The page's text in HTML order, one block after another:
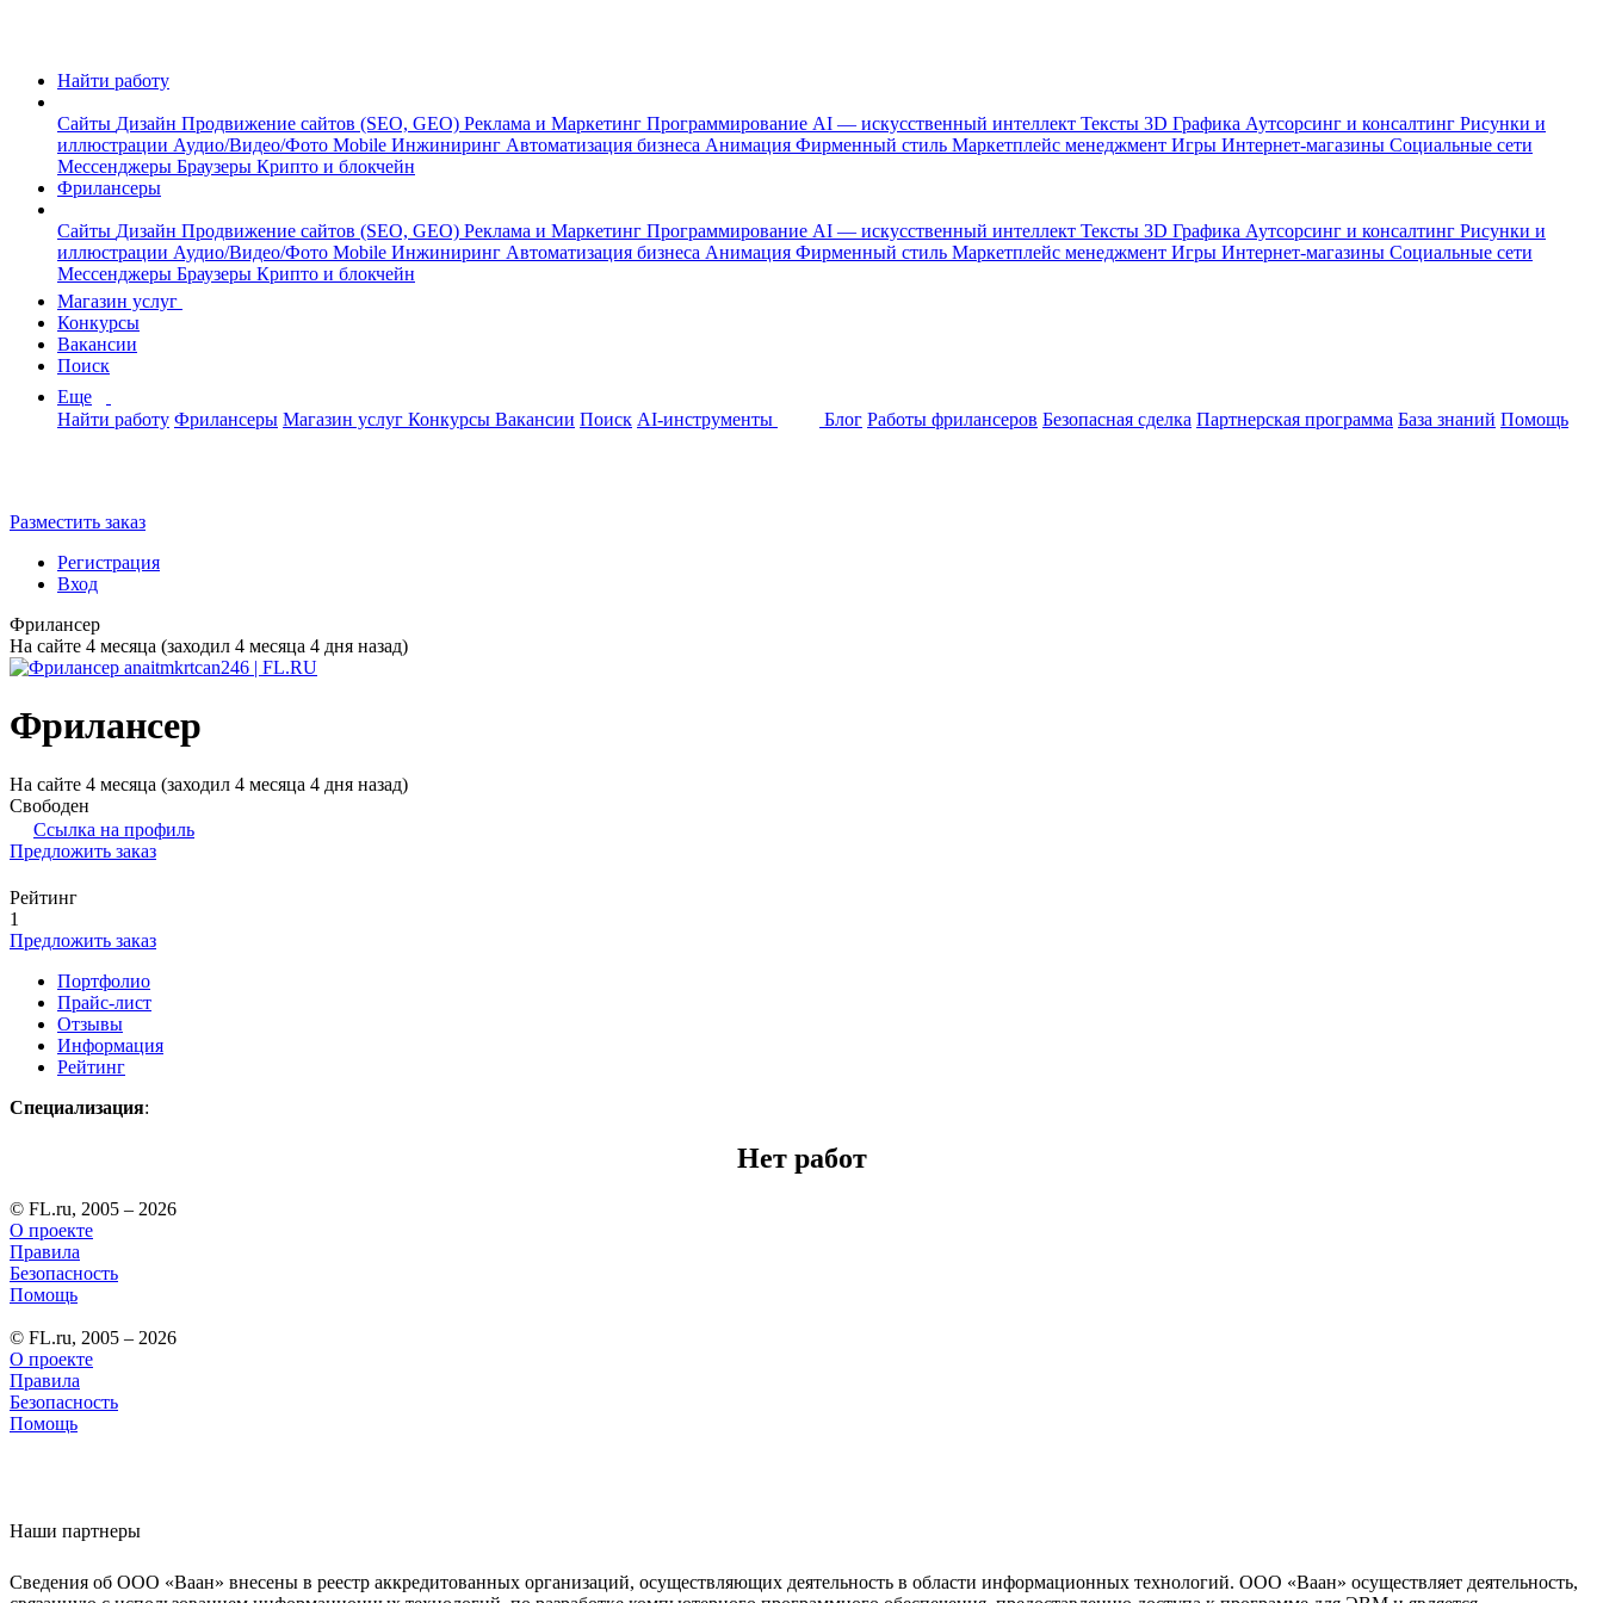
Найти работу
Сайты Дизайн Продвижение сайтов (SEO, GEO) Реклама и Маркетинг Программирование AI — искусственный интеллект Тексты 3D Графика Аутсорсинг и консалтинг Рисунки и
иллюстрации Аудио/Видео/Фото Mobile Инжиниринг Автоматизация бизнеса Анимация Фирменный стиль Маркетплейс менеджмент Игры Интернет-магазины Социальные сети
Мессенджеры Браузеры Крипто и блокчейн
Фрилансеры
Сайты Дизайн Продвижение сайтов (SEO, GEO) Реклама и Маркетинг Программирование AI — искусственный интеллект Тексты 3D Графика Аутсорсинг и консалтинг Рисунки и
иллюстрации Аудио/Видео/Фото Mobile Инжиниринг Автоматизация бизнеса Анимация Фирменный стиль Маркетплейс менеджмент Игры Интернет-магазины Социальные сети
Мессенджеры Браузеры Крипто и блокчейн
Магазин услуг
Конкурсы
Вакансии
Поиск
Еще
Найти работу Фрилансеры Магазин услуг Конкурсы Вакансии Поиск AI-инструменты Блог Работы фрилансеров Безопасная сделка Партнерская программа База знаний Помощь
Разместить заказ
Регистрация
Вход
Фрилансер
На сайте 4 месяца (заходил 4 месяца 4 дня назад)
Фрилансер
На сайте 4 месяца (заходил 4 месяца 4 дня назад)
Свободен
Ссылка на профиль
Предложить заказ
Рейтинг
1
Предложить заказ
Портфолио
Прайс-лист
Отзывы
Информация
Рейтинг
Специализация:
Нет работ
© FL.ru, 2005 – 2026
О проекте
Правила
Безопасность
Помощь
© FL.ru, 2005 – 2026
О проекте
Правила
Безопасность
Помощь
Наши партнеры
Сведения об ООО «Ваан» внесены в реестр аккредитованных организаций, осуществляющих деятельность в области информационных технологий. ООО «Ваан» осуществляет деятельность,